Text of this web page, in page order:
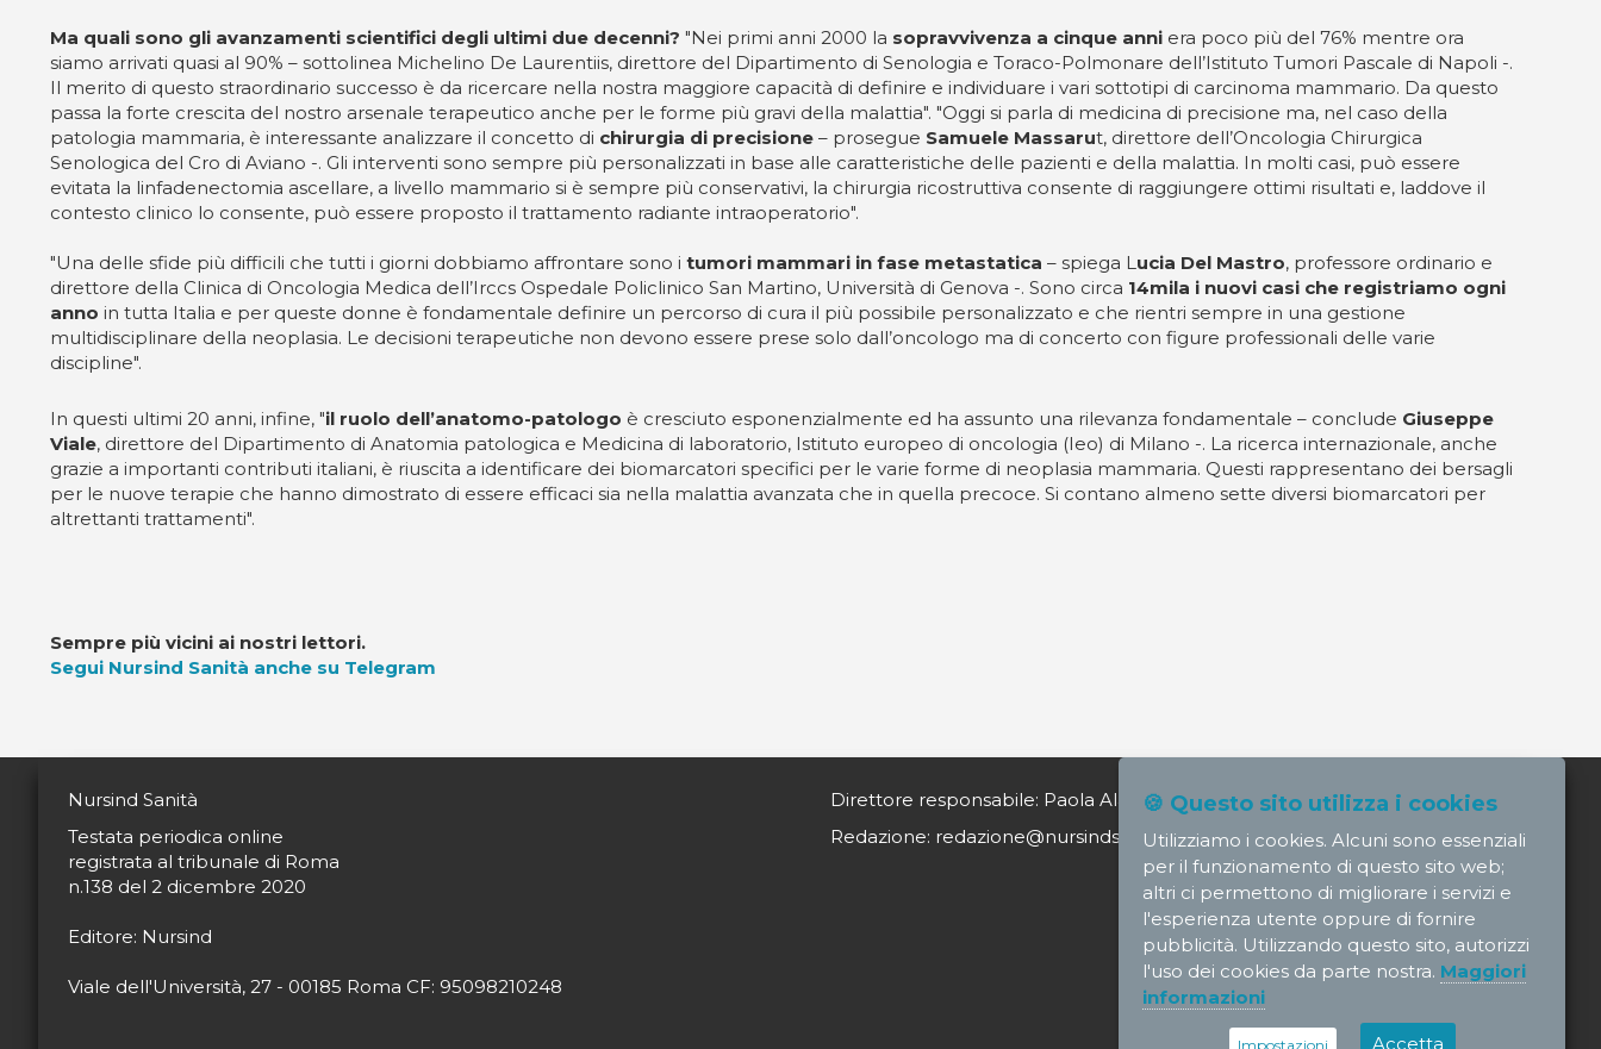
Ma quali sono gli avanzamenti scientifici degli ultimi due decenni? "Nei primi anni 2000 la sopravvivenza a cinque anni era poco più del 76% mentre ora
siamo arrivati quasi al 90% – sottolinea Michelino De Laurentiis, direttore del Dipartimento di Senologia e Toraco-Polmonare dell’Istituto Tumori Pascale di Napoli -.
Il merito di questo straordinario successo è da ricercare nella nostra maggiore capacità di definire e individuare i vari sottotipi di carcinoma mammario. Da questo
passa la forte crescita del nostro arsenale terapeutico anche per le forme più gravi della malattia". "Oggi si parla di medicina di precisione ma, nel caso della
patologia mammaria, è interessante analizzare il concetto di chirurgia di precisione – prosegue Samuele Massarut, direttore dell’Oncologia Chirurgica
Senologica del Cro di Aviano -. Gli interventi sono sempre più personalizzati in base alle caratteristiche delle pazienti e della malattia. In molti casi, può essere
evitata la linfadenectomia ascellare, a livello mammario si è sempre più conservativi, la chirurgia ricostruttiva consente di raggiungere ottimi risultati e, laddove il
contesto clinico lo consente, può essere proposto il trattamento radiante intraoperatorio".
"Una delle sfide più difficili che tutti i giorni dobbiamo affrontare sono i tumori mammari in fase metastatica – spiega Lucia Del Mastro, professore ordinario e
direttore della Clinica di Oncologia Medica dell’Irccs Ospedale Policlinico San Martino, Università di Genova -. Sono circa 14mila i nuovi casi che registriamo ogni
anno in tutta Italia e per queste donne è fondamentale definire un percorso di cura il più possibile personalizzato e che rientri sempre in una gestione
multidisciplinare della neoplasia. Le decisioni terapeutiche non devono essere prese solo dall’oncologo ma di concerto con figure professionali delle varie
discipline".
In questi ultimi 20 anni, infine, "il ruolo dell’anatomo-patologo è cresciuto esponenzialmente ed ha assunto una rilevanza fondamentale – conclude Giuseppe
Viale, direttore del Dipartimento di Anatomia patologica e Medicina di laboratorio, Istituto europeo di oncologia (Ieo) di Milano -. La ricerca internazionale, anche
grazie a importanti contributi italiani, è riuscita a identificare dei biomarcatori specifici per le varie forme di neoplasia mammaria. Questi rappresentano dei bersagli
per le nuove terapie che hanno dimostrato di essere efficaci sia nella malattia avanzata che in quella precoce. Si contano almeno sette diversi biomarcatori per
altrettanti trattamenti".
Sempre più vicini ai nostri lettori.
Segui Nursind Sanità anche su Telegram
Nursind Sanità
Testata periodica online
registrata al tribunale di Roma
n.138 del 2 dicembre 2020
Editore: Nursind
Viale dell'Università, 27 - 00185 Roma CF: 95098210248
Direttore responsabile: Paola Alagia direttore@nursindsanita.it
Redazione: redazione@nursindsanita.it
🍪 Questo sito utilizza i cookies
Utilizziamo i cookies. Alcuni sono essenziali
per il funzionamento di questo sito web;
altri ci permettono di migliorare i servizi e
l'esperienza utente oppure di fornire
pubblicità. Utilizzando questo sito, autorizzi
l'uso dei cookies da parte nostra. Maggiori
informazioni
Impostazioni Accetta